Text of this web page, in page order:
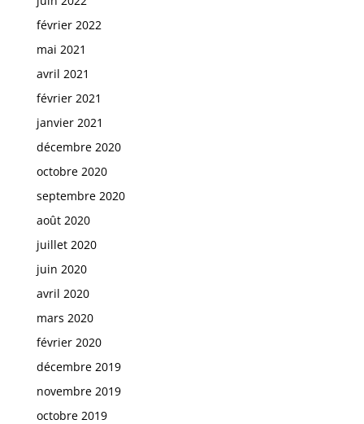
février 2022
mai 2021
avril 2021
février 2021
janvier 2021
décembre 2020
octobre 2020
septembre 2020
août 2020
juillet 2020
juin 2020
avril 2020
mars 2020
février 2020
décembre 2019
novembre 2019
octobre 2019